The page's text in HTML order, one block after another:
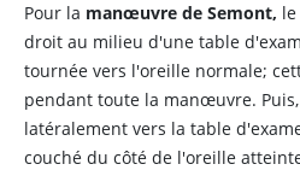
Pour la manœuvre de Semont,
droit au milieu d'une table
tournée vers l'oreille normale;
pendant toute la manœuvre.
latéralement vers la table
couché du côté de l'oreille